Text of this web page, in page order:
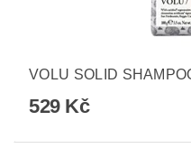
VOLU SOLID
529 Kč